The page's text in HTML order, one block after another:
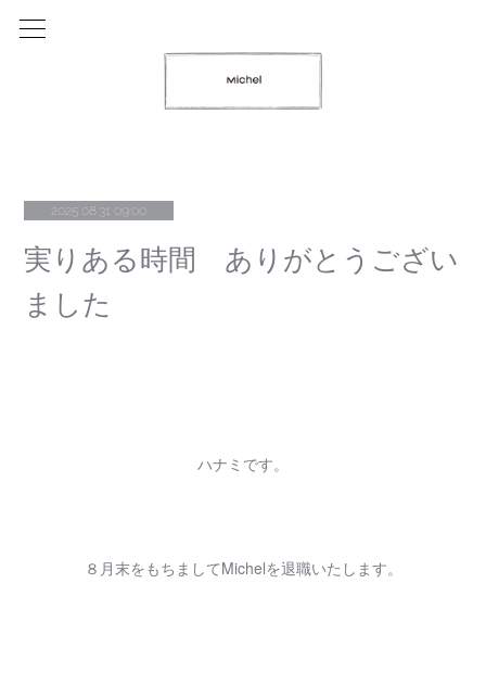
2025.08.31 09:00
実りある時間 ありがとうござい
ました
ハナミです。
８月末をもちましてMichelを退職いたします。